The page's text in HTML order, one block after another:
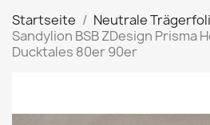
Startseite Neutrale
Sandylion BSB ZDesign Prisma
Ducktales 80er 90er